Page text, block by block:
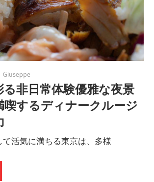
Giuseppe
る非日常体験優雅な夜景
喫するディナークルージ
て活気に満ちる東京は、多様